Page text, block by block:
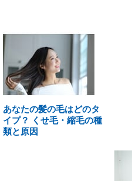
あなたの髪の毛はどのタ
イプ？ くせ毛・縮毛の種
類と原因